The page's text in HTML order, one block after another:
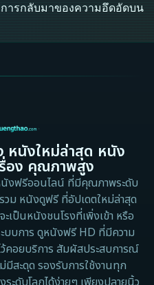
ารกลับมาของความอึดอัดบน
หนังใหม่ล่าสุด หนัง
อง คุณภาพสูง
งฟรีออนไลน์ ที่มีคุณภาพระดับ
วม หนังดูฟรี ที่อัปเดตใหม่ล่าสุด
เป็นหนังชนโรงที่เพิ่งเข้า หรือ
บบการ ดูหนังฟรี HD ที่มีความ
ว้คอยบริการ สัมผัสประสบการณ์
สะดุด รองรับการใช้งานทุก